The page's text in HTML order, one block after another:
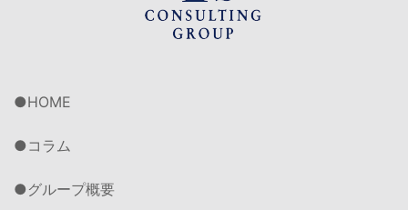
HOME
コラム
グループ概要